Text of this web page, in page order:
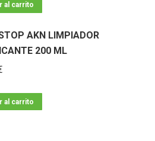
al carrito
AKN LIMPIADOR
200 ML
al carrito